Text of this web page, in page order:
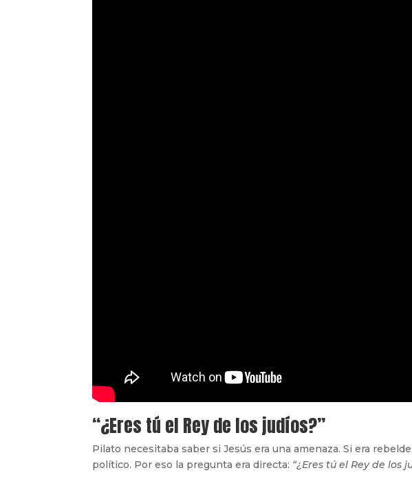
“¿Eres tú el Rey de los judíos?”
Pilato necesitaba saber si Jesús era una amenaza. Si era
político. Por eso la pregunta era directa: “¿Eres tú el Rey de los